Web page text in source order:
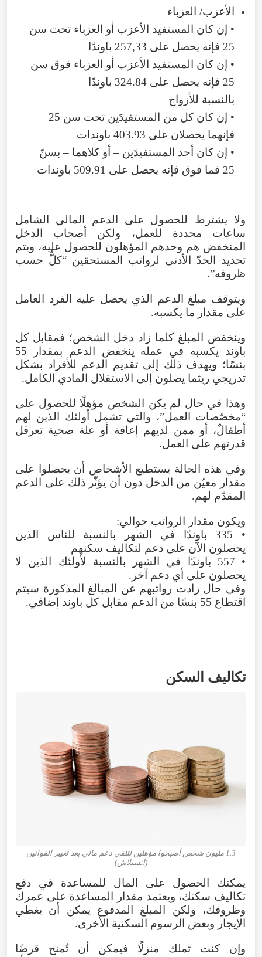
الأعزب/ العزباء
• إن كان المستفيد الأعزب أو العزباء تحت سن
25 فإنه يحصل على 257,33 باوندًا
• إن كان المستفيد الأعزب أو العزباء فوق سن
25 فإنه يحصل على 324.84 باوندًا
بالنسبة للأزواج
• إن كان كل من المستفيدَين تحت سن 25
فإنهما يحصلان على 403.93 باوندات
• إن كان أحد المستفيدَين – أو كلاهما – بسنّ
25 فما فوق فإنه يحصل على 509.91 باوندات
ولا يشترط للحصول على الدعم المالي الشامل
ساعات محددة للعمل، ولكن أصحاب الدخل
المنخفض هم وحدهم المؤهلون للحصول عليه، ويتم
تحديد الحدّ الأدنى لرواتب المستحقين “كلٌّ حسب
ظروفه”.
ويتوقف مبلغ الدعم الذي يحصل عليه الفرد العامل
على مقدار ما يكسبه.
وينخفض المبلغ كلما زاد دخل الشخص؛ فمقابل كل
باوند يكسبه في عمله ينخفض الدعم بمقدار 55
بنسًا؛ ويهدف ذلك إلى تقديم الدعم للأفراد بشكل
تدريجي ريثما يصلون إلى الاستقلال المادي الكامل.
وهذا في حال لم يكن الشخص مؤهلًا للحصول على
“مخصّصات العمل”، والتي تشمل أولئك الذين لهم
أطفالٌ، أو ممن لديهم إعاقة أو علة صحية تعرقل
قدرتهم على العمل.
وفي هذه الحالة يستطيع الأشخاص أن يحصلوا على
مقدار معيّن من الدخل دون أن يؤثّر ذلك على الدعم
المقدّم لهم.
ويكون مقدار الرواتب حوالي:
• 335 باوندًا في الشهر بالنسبة للناس الذين
يحصلون الآن على دعم لتكاليف سكنهم
• 557 باوندًا في الشهر بالنسبة لأولئك الذين لا
يحصلون على أي دعم آخر.
وفي حال زادت رواتبهم عن المبالغ المذكورة سيتم
اقتطاع 55 بنسًا من الدعم مقابل كل باوند إضافي.
تكاليف السكن
1.3 مليون شخص أصبحوا مؤهلين لتلقي دعم مالي بعد تغيير القوانين
(انسبلاش)
يمكنك الحصول على المال للمساعدة في دفع
تكاليف سكنك، ويعتمد مقدار المساعدة على عمرك
وظروفك، ولكن المبلغ المدفوع يمكن أن يغطي
الإيجار وبعض الرسوم السكنية الأخرى.
وإن كنت تملك منزلًا فيمكن أن تُمنح قرضًا